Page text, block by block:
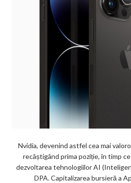
Nvidia, devenind astfel cea mai
recâștigând prima poziție, în timp
dezvoltarea tehnologiilor AI
DPA. Capitalizarea bursieră a